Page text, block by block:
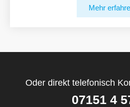
Mehr
Oder direkt telefonisch
07151 4